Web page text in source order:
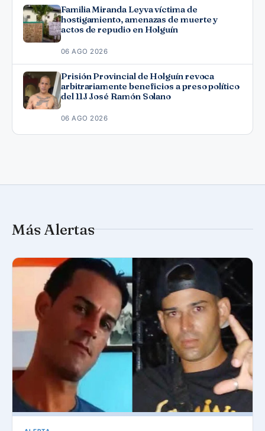
Familia Miranda Leyva víctima de
hostigamiento, amenazas de muerte y
actos de repudio en Holguín
06 AGO 2026
Prisión Provincial de Holguín revoca
arbitrariamente beneficios a preso político
del 11J José Ramón Solano
06 AGO 2026
Más Alertas